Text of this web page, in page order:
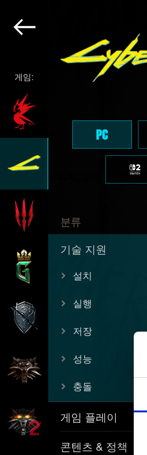
게임:
분류
기술 지원
설치
실행
저장
성능
충돌
게임 플레이
콘텐츠 & 정책